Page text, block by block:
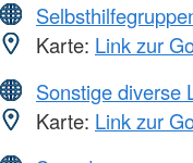
Karte: Link zur
Sonstige diverse
Karte: Link zur